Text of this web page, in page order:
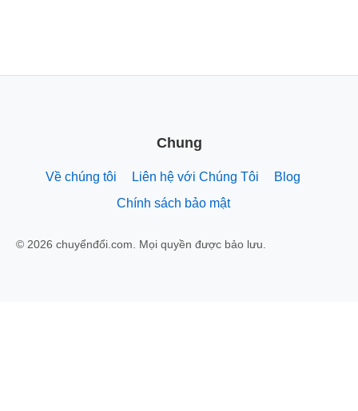
Chung
Về chúng tôi Liên hệ với Chúng Tôi
Blog
Chính sách bảo mật
© 2026 chuyểnđổi.com. Mọi quyền được bảo lưu.